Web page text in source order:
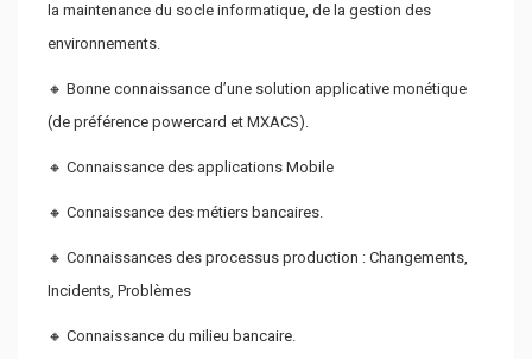
la maintenance du socle informatique, de la gestion des
environnements.
🔸 Bonne connaissance d’une solution applicative monétique
(de préférence powercard et MXACS).
🔸 Connaissance des applications Mobile
🔸 Connaissance des métiers bancaires.
🔸 Connaissances des processus production : Changements,
Incidents, Problèmes
🔸 Connaissance du milieu bancaire.